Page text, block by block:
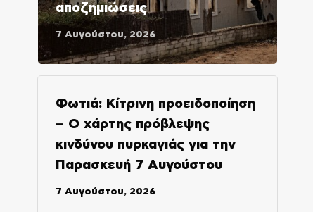
αποζημιώσεις
7 Αυγούστου, 2026
Φωτιά: Κίτρινη προειδοποίηση
– Ο χάρτης πρόβλεψης
κινδύνου πυρκαγιάς για την
Παρασκευή 7 Αυγούστου
7 Αυγούστου, 2026